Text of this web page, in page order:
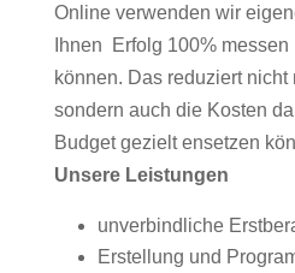
Online verwenden wir
Ihnen Erfolg 100%
können. Das reduziert
sondern auch die Kosten
Budget gezielt ensetzen
Unsere Leistungen
unverbindliche
Erstellung und